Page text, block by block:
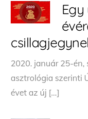
2020. január 25-
asztrológia szerinti
évet az új […]